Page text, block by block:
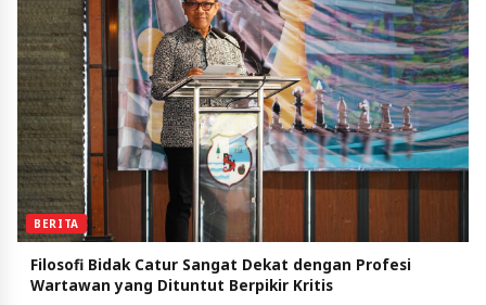
BERITA
Filosofi Bidak Catur Sangat Dekat dengan Profesi
Wartawan yang Dituntut Berpikir Kritis